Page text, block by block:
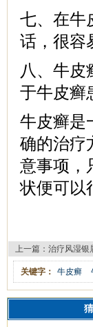
七、在牛
话，很容
八、牛皮
于牛皮癣
牛皮癣是
确的治疗
意事项，
状便可以
上一篇： 治疗风湿银
关键字： 牛皮癣